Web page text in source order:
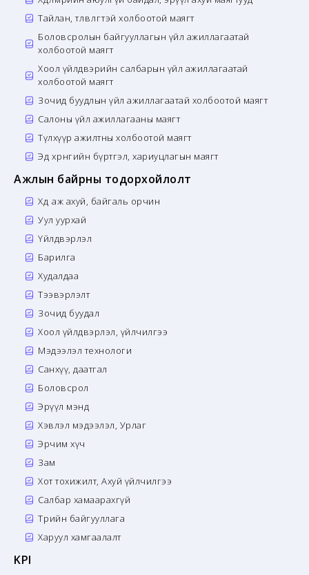
Тайлан, төлөвлөгөөтэй холбоотой маягт
Боловсролын байгууллагын үйл ажиллагаатай
холбоотой маягт
Хоол үйлдвэрийн салбарын үйл ажиллагаатай
холбоотой маягт
Зочид буудлын үйл ажиллагаатай холбоотой маягт
Салоны үйл ажиллагааны маягт
Түлхүүр ажилтны холбоотой маягт
Эд хөрөнгийн бүртгэл, хариуцлагын маягт
Ажлын байрны тодорхойлолт
Хөдөө аж ахуй, байгаль орчин
Уул уурхай
Үйлдвэрлэл
Барилга
Худалдаа
Тээвэрлэлт
Зочид буудал
Хоол үйлдвэрлэл, үйлчилгээ
Мэдээлэл технологи
Санхүү, даатгал
Боловсрол
Эрүүл мэнд
Хэвлэл мэдээлэл, Урлаг
Эрчим хүч
Зам
Хот тохижилт, Ахуй үйлчилгээ
Салбар хамаарахгүй
Төрийн байгууллага
Харуул хамгаалалт
KPI